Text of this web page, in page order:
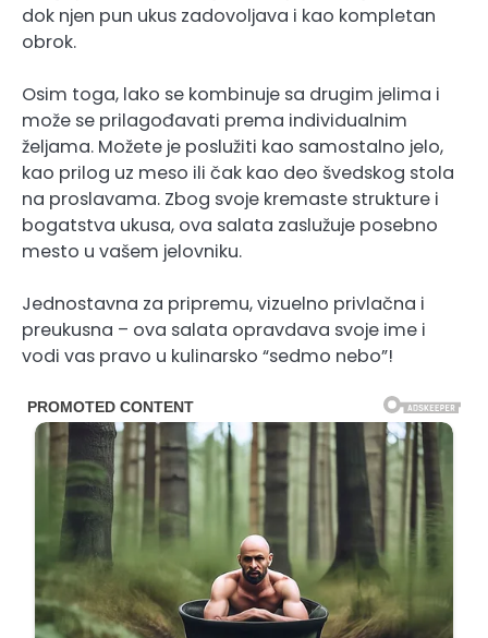
dok njen pun ukus zadovoljava i kao kompletan
obrok.
Osim toga, lako se kombinuje sa drugim jelima i
može se prilagođavati prema individualnim
željama. Možete je poslužiti kao samostalno jelo,
kao prilog uz meso ili čak kao deo švedskog stola
na proslavama. Zbog svoje kremaste strukture i
bogatstva ukusa, ova salata zaslužuje posebno
mesto u vašem jelovniku.
Jednostavna za pripremu, vizuelno privlačna i
preukusna – ova salata opravdava svoje ime i
vodi vas pravo u kulinarsko “sedmo nebo”!